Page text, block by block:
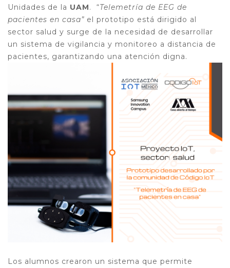
Unidades de la UAM. “Telemetría de EEG de
pacientes en casa” el prototipo está dirigido al
sector salud y surge de la necesidad de desarrollar
un sistema de vigilancia y monitoreo a distancia de
pacientes, garantizando una atención digna.
Los alumnos crearon un sistema que permite